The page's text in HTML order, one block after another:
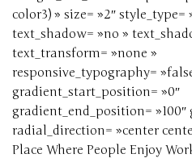
color3) » size= »2″ style_type=
text_shadow= »no »
text_transform= »none »
responsive_typography=
gradient_start_position= »0″
gradient_end_position=
radial_direction= »center
Place Where People Enjoy